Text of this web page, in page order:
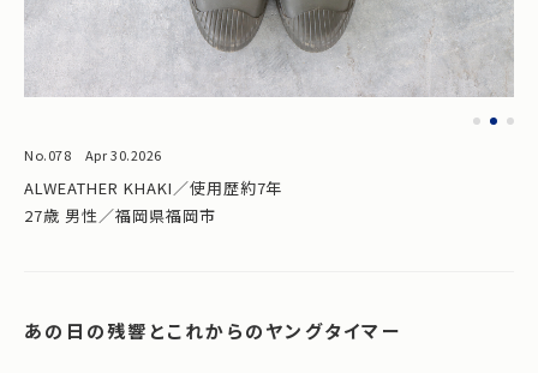
No.078 Apr 30.2026
ALWEATHER KHAKI／使用歴約7年
27歳 男性／福岡県福岡市
あの日の残響とこれからのヤングタイマー